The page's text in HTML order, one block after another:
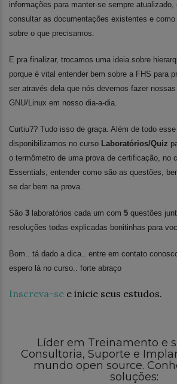
informações para manter-se sempre
consultar as documentações existentes e
sobre o que precisamos.
E pra finalizar, trocamos uma ideia sobre
porque é vital entender bem sobre a FHS para
ser através dela que nós devemos fazer
GNU/Linux em nosso dia-a-dia.
Curtiu?? Tudo isso de graça. A lém de todo
disponibilizamos no curso Laboratórios/Quiz
o termômetro de uma prova de certificação, no
Essentials, entender como são as questões,
se dar bem na prova.
São 3 laboratórios cada um com 5 questões
resoluções todas explicadas bonitinhas para
Bom.. tá dado a dica.. entre em contato
espero lá no curso.. forte abraço
Inscreva-se e inicie seus estudos.
Líder em Treinamento e
Consultoria, Suporte e
mundo open source.
soluções: